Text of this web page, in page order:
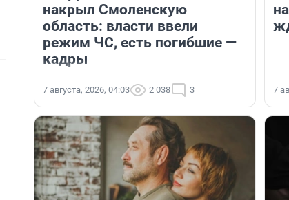
накрыл Смоленскую
область: власти ввели
режим ЧС, есть погибшие —
кадры
7 августа, 2026, 04:03 2 038 3 7